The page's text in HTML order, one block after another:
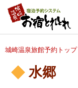
城崎温泉旅館予約トップ
水郷